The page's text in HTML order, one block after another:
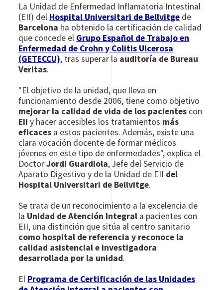
La Unidad de Enfermedad Inflamatoria Intestinal
(EII) del Hospital Universitari de Bellvitge de
Barcelona ha obtenido la certificación de calidad
que concede el Grupo Español de Trabajo en
Enfermedad de Crohn y Colitis Ulcerosa
(GETECCU), tras superar la auditoría de Bureau
Veritas.
"El objetivo de la unidad, que lleva en
funcionamiento desde 2006, tiene como objetivo
mejorar la calidad de vida de los pacientes con
EIIy hacer accesibles los tratamientos más
eficaces a estos pacientes. Además, existe una
clara vocación docente de formar médicos
jóvenes en este tipo de enfermedades", explica el
DoctorJordi Guardiola,Jefe del Servicio de
Aparato Digestivo y de la Unidad de EII del
Hospital Universitari de Bellvitge.
Se trata de un reconocimiento a la excelencia de
la Unidad de Atención Integral a pacientes con
EII, una distinción que sitúa al centro sanitario
como hospital de referencia y reconoce la
calidad asistencial e investigadora
desarrollada por la unidad.
El Programa de Certificación de las Unidades